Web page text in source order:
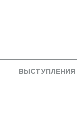
ВЫСТУПЛЕНИЯ